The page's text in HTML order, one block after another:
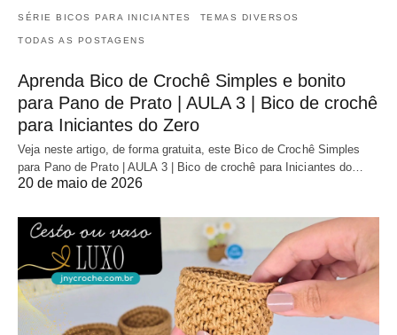
SÉRIE BICOS PARA INICIANTES TEMAS DIVERSOS
TODAS AS POSTAGENS
Aprenda Bico de Crochê Simples e bonito
para Pano de Prato | AULA 3 | Bico de crochê
para Iniciantes do Zero
Veja neste artigo, de forma gratuita, este Bico de Crochê Simples
para Pano de Prato | AULA 3 | Bico de crochê para Iniciantes do…
20 de maio de 2026